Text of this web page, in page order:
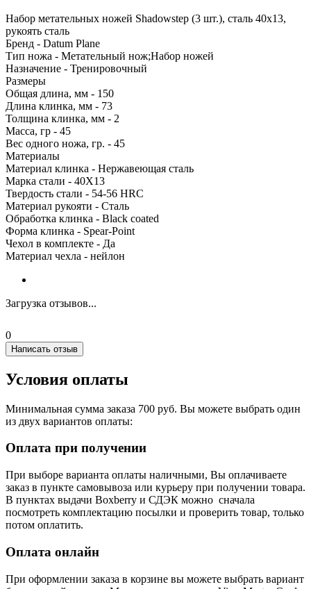
Набор метательных ножей Shadowstep (3 шт.), сталь 40х13,
рукоять сталь
Бренд - Datum Plane
Тип ножа - Метательный нож;Набор ножей
Назначение - Тренировочный
Размеры
Общая длина, мм - 150
Длина клинка, мм - 73
Толщина клинка, мм - 2
Масса, гр - 45
Вес одного ножа, гр. - 45
Материалы
Материал клинка - Нержавеющая сталь
Марка стали - 40Х13
Твердость стали - 54-56 HRC
Материал рукояти - Сталь
Обработка клинка - Black coated
Форма клинка - Spear-Point
Чехол в комплекте - Да
Материал чехла - нейлон
Загрузка отзывов...
0
Написать отзыв
Условия оплаты
Минимальная сумма заказа 700 руб. Вы можете выбрать один
из двух вариантов оплаты:
Оплата при получении
При выборе варианта оплаты наличными, Вы оплачиваете
заказ в пункте самовывоза или курьеру при получении товара.
В пунктах выдачи Boxberry и СДЭК можно сначала
посмотреть комплектацию посылки и проверить товар, только
потом оплатить.
Оплата онлайн
При оформлении заказа в корзине вы можете выбрать вариант